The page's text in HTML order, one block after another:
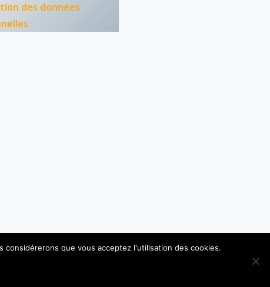
des données
que vous acceptez l'utilisation des cookies.